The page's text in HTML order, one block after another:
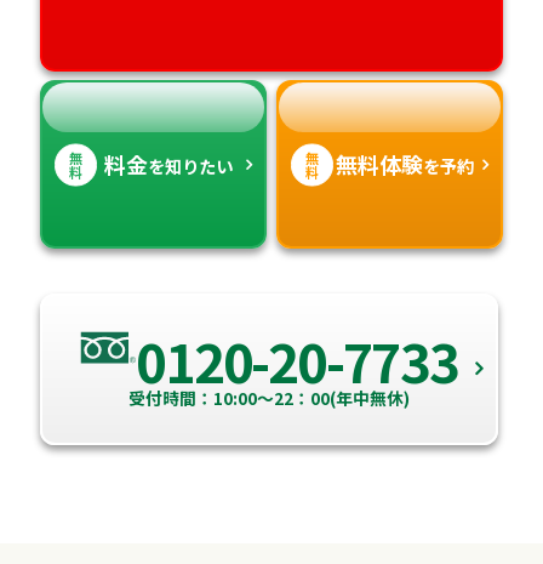
高知県
沖縄県
無
料 料金を知りたい 無
料 無料体験を予約
0120-20-7733
受付時間：10:00～22：00(年中無休)